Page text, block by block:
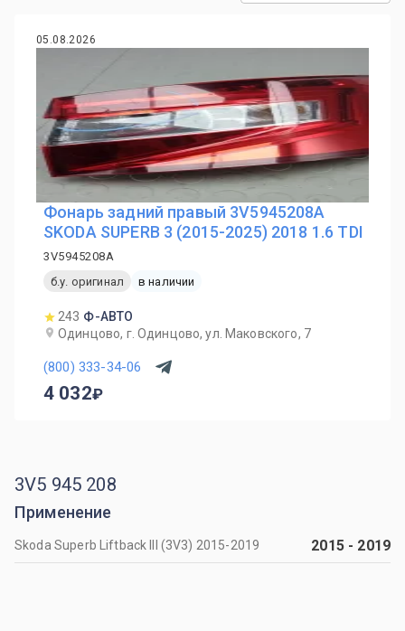
05.08.2026
Фонарь задний правый 3V5945208A
SKODA SUPERB 3 (2015-2025) 2018 1.6 TDI
3V5945208A
б.у. оригинал
в наличии
243 Ф-АВТО
Одинцово, г. Одинцово, ул. Маковского, 7
(800) 333-34-06
4 032
3V5 945 208
Применение
Skoda Superb Liftback III (3V3) 2015-2019 2015- 2019